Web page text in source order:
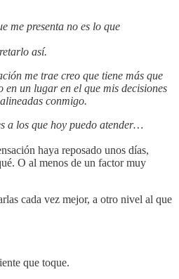
me presenta no es lo que
así.
me trae creo que tiene más que
en un lugar en el que mis decisiones
conmigo.
a los que hoy puedo atender…
haya reposado unos días,
O al menos de un factor muy
cada vez mejor, a otro nivel al que
que toque.